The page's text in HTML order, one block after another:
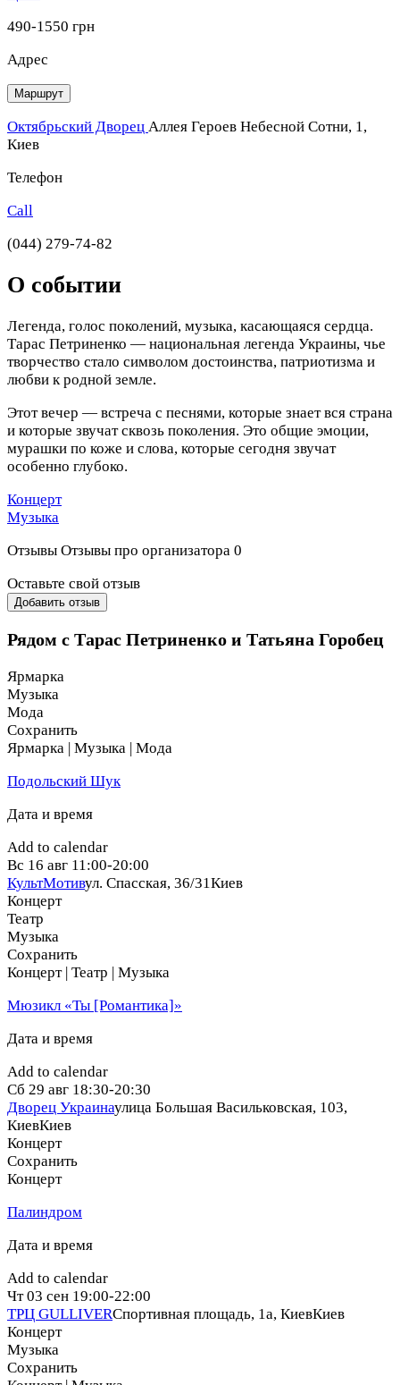
490-1550 грн
Адрес
Маршрут
Октябрьский Дворец Аллея Героев Небесной Сотни, 1,
Киев
Телефон
Call
(044) 279-74-82
О событии
Легенда, голос поколений, музыка, касающаяся сердца.
Тарас Петриненко — национальная легенда Украины, чье
творчество стало символом достоинства, патриотизма и
любви к родной земле.
Этот вечер — встреча с песнями, которые знает вся страна
и которые звучат сквозь поколения. Это общие эмоции,
мурашки по коже и слова, которые сегодня звучат
особенно глубоко.
Концерт
Музыка
Отзывы Отзывы про организатора 0
Оставьте свой отзыв
Добавить отзыв
Рядом с Тарас Петриненко и Татьяна Горобец
Ярмарка
Музыка
Мода
Сохранить
Ярмарка | Музыка | Мода
Подольский Шук
Дата и время
Add to calendar
Вс 16 авг 11:00-20:00
КультМотивул. Спасская, 36/31Киев
Концерт
Театр
Музыка
Сохранить
Концерт | Театр | Музыка
Мюзикл «Ты [Романтика]»
Дата и время
Add to calendar
Сб 29 авг 18:30-20:30
Дворец Украинаулица Большая Васильковская, 103,
КиевКиев
Концерт
Сохранить
Концерт
Палиндром
Дата и время
Add to calendar
Чт 03 сен 19:00-22:00
ТРЦ GULLIVERСпортивная площадь, 1a, КиевКиев
Концерт
Музыка
Сохранить